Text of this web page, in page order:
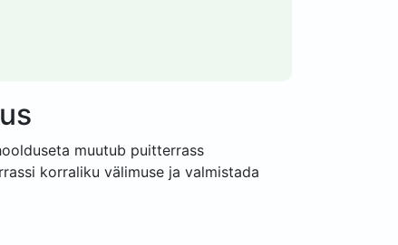
muutub puitterrass
korraliku välimuse ja valmistada